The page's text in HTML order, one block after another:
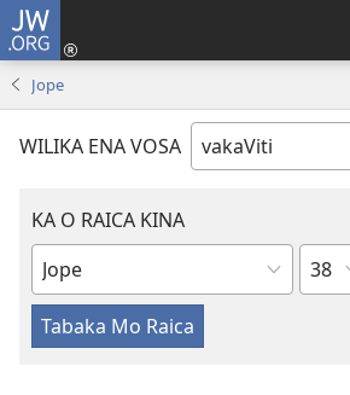
JW.ORG
Jope
WILIKA ENA VOSA
KA O RAICA KINA
iVola
ena
iVolatabu
Wase